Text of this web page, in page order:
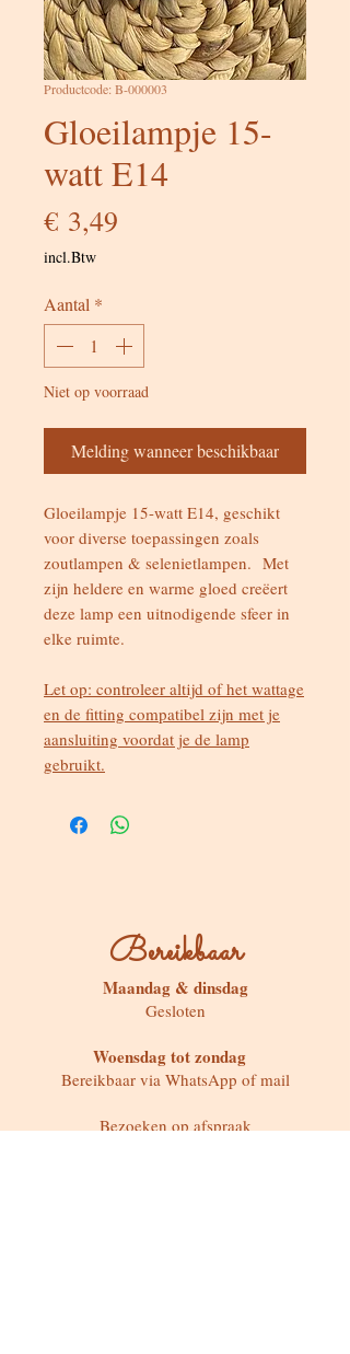
Productcode: B-000003
Gloeilampje 15-
watt E14
€ 3,49
incl.Btw
Aantal *
Niet op voorraad
Melding wanneer beschikbaar
Gloeilampje 15-watt E14, geschikt
voor diverse toepassingen zoals
zoutlampen & selenietlampen. Met
zijn heldere en warme gloed creëert
deze lamp een uitnodigende sfeer in
elke ruimte.
Let op: controleer altijd of het wattage
en de fitting compatibel zijn met je
aansluiting voordat je de lamp
gebruikt.
Bereikbaar
Maandag & dinsdag
Gesloten
Woensdag tot zondag
Bereikbaar via WhatsApp of mail
Bezoeken op afspraak